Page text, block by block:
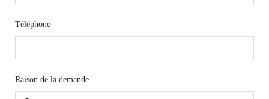
Téléphone
Raison de la demande